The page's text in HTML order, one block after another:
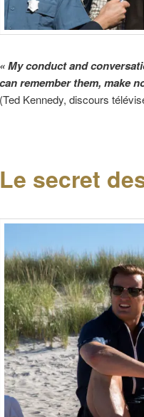
« My conduct and
can remember them, make
(Ted Kennedy, discours
Le secret